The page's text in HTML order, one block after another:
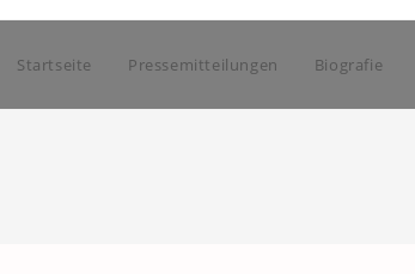
Startseite Pressemitteilungen Biografie